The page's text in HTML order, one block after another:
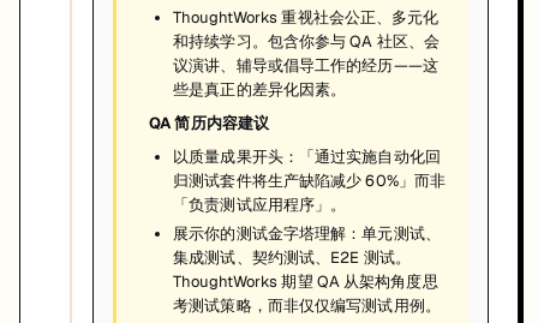
ThoughtWorks 重视社会公正、多元化
和持续学习。包含你参与 QA 社区、会
议演讲、辅导或倡导工作的经历——这
些是真正的差异化因素。
QA 简历内容建议
以质量成果开头：「通过实施自动化回
归测试套件将生产缺陷减少 60%」而非
「负责测试应用程序」。
展示你的测试金字塔理解：单元测试、
集成测试、契约测试、E2E 测试。
ThoughtWorks 期望 QA 从架构角度思
考测试策略，而非仅仅编写测试用例。